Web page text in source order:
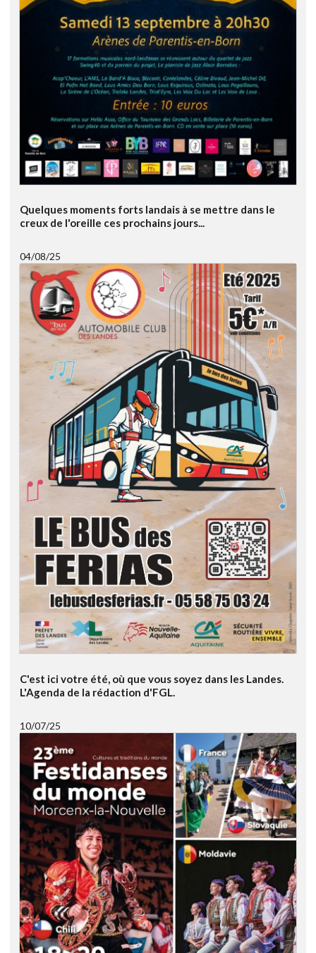
Quelques moments forts landais à se mettre dans le
creux de l'oreille ces prochains jours...
04/08/25
C'est ici votre été, où que vous soyez dans les Landes.
L'Agenda de la rédaction d'FGL.
10/07/25